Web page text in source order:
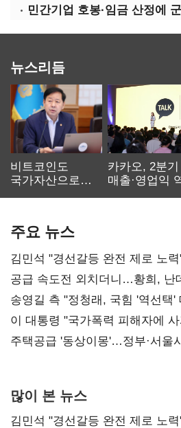
민간기업 호봉·임금 산정에
뉴스리듬
비트코인도
국가자산으로…'
카카오, 2분기
매출·영업익
주요 뉴스
김민석 "경선갈등 완전 제로 노
사과부터"
공급 속도전 외치더니…황희, 난
리모델링' 제안
송영길 측 "정청래, 국힘 '역선택
총선 지휘 못해"
이 대통령 "국가폭력 피해자에
진실 밝혀야"
주택공급 '동상이몽'…정부·서울
많이 본 뉴스
김민석 "경선갈등 완전 제로 노